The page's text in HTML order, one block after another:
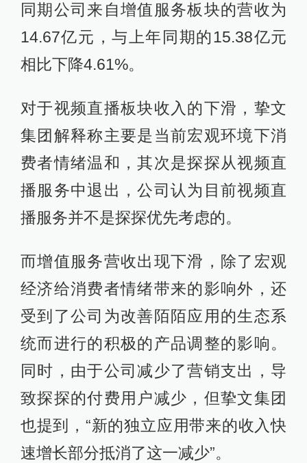
同期公司来自增值服务板块的营收为
14.67亿元，与上年同期的15.38亿元
相比下降4.61%。
对于视频直播板块收入的下滑，挚文
集团解释称主要是当前宏观环境下消
费者情绪温和，其次是探探从视频直
播服务中退出，公司认为目前视频直
播服务并不是探探优先考虑的。
而增值服务营收出现下滑，除了宏观
经济给消费者情绪带来的影响外，还
受到了公司为改善陌陌应用的生态系
统而进行的积极的产品调整的影响。
同时，由于公司减少了营销支出，导
致探探的付费用户减少，但挚文集团
也提到，“新的独立应用带来的收入快
速增长部分抵消了这一减少”。